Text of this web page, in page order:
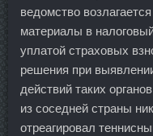
ведомство
материалы в
уплатой страховых
решения при
действий таких
из соседней страны
отреагировал